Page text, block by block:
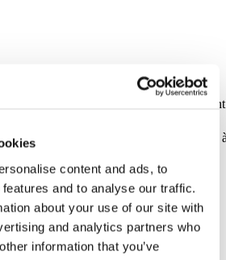
content and ads, to
and to analyse our traffic.
about your use of our site with
and analytics partners who
information that you’ve
aucune responsabilité pour le traitement
être manipulés ou recyclés conformément
locales compétentes.
complémentaire,
NOUS